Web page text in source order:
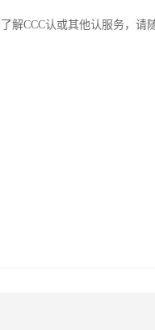
解CCC认或其他认服务，请